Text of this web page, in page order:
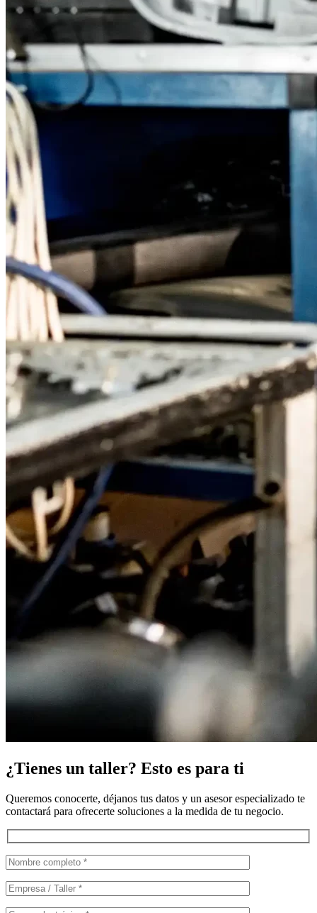
¿Tienes un taller? Esto es para ti
Queremos conocerte, déjanos tus datos y un asesor especializado te
contactará para ofrecerte soluciones a la medida de tu negocio.